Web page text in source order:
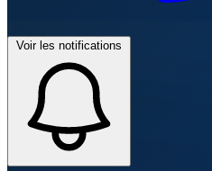
Voir les notifications